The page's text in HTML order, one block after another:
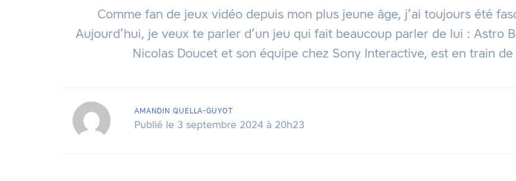
Comme fan de jeux vidéo depuis mon plus jeune âge, j’ai toujours été
Aujourd’hui, je veux te parler d’un jeu qui fait beaucoup parler de lui : Astro
Nicolas Doucet et son équipe chez Sony Interactive, est en train
AMANDIN QUELLA-GUYOT
Publié le 3 septembre 2024 à 20h23